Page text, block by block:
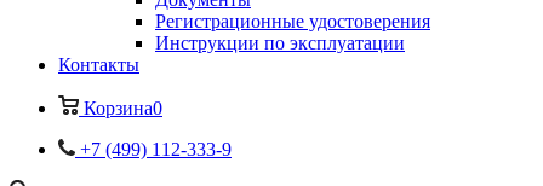
Регистрационные удостоверения
Инструкции по эксплуатации
Контакты
Корзина0
+7 (499) 112-333-9